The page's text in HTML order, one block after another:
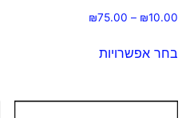
₪10.00
–
₪75.00
בחר אפשרויות